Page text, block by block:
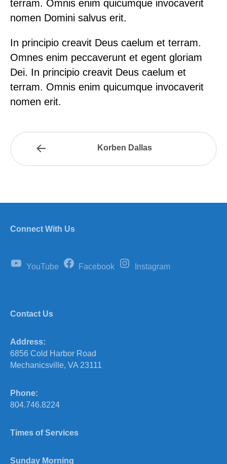
terram. Omnis enim quicumque invocaverit
nomen Domini salvus erit.
In principio creavit Deus caelum et terram.
Omnes enim peccaverunt et egent gloriam
Dei. In principio creavit Deus caelum et
terram. Omnis enim quicumque invocaverit
nomen erit.
Korben Dallas
Connect With Us
YouTube Facebook Instagram
Contact Us
Address:
6856 Cold Harbor Road
Mechanicsville, VA 23111
Phone:
804.746.8224
Times of Services
Sunday Morning